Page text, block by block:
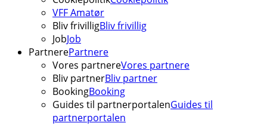
VFF Amatør
Bliv frivilligBliv frivillig
JobJob
PartnerePartnere
Vores partnereVores partnere
Bliv partnerBliv partner
BookingBooking
Guides til partnerportalenGuides til
partnerportalen